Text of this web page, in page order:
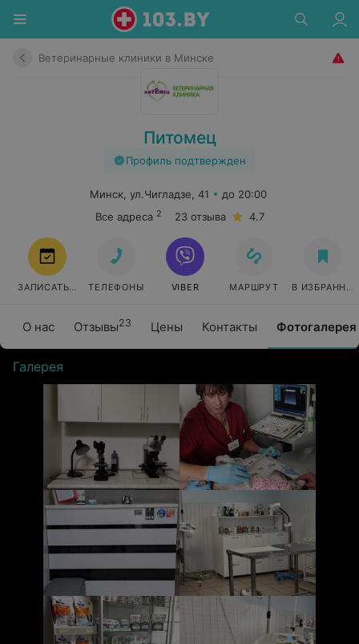
Ветеринарные клиники в Минске
Питомец
Профиль подтвержден
О нас Отзывы23 Цены Контакты Фотогалерея
Минск, ул.Чигладзе, 41
до 20:00
Все адреса 2 23 отзыва 4.7
ЗАПИСАТЬСЯ ТЕЛЕФОНЫ VIBER МАРШРУТ В ИЗБРАННОЕ
Галерея